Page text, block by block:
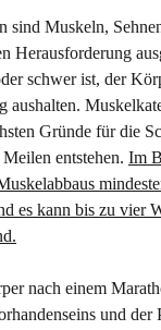
sind Muskeln,
Herausforderung
schwer ist, der
aushalten.
Gründe für die
entstehen. Im
es kann bis zu vier
nach einem
und